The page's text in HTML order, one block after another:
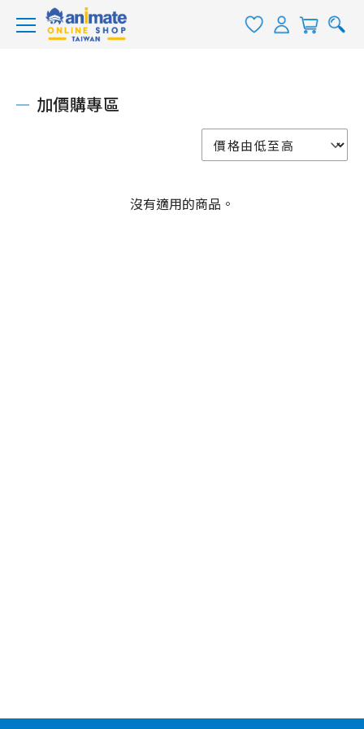
加價購專區
沒有適用的商品。